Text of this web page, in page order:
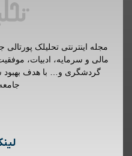
مجله اینترنتی تحلیلک
مالی و سرمایه، ادبیات،
گردشگری و… با هدف